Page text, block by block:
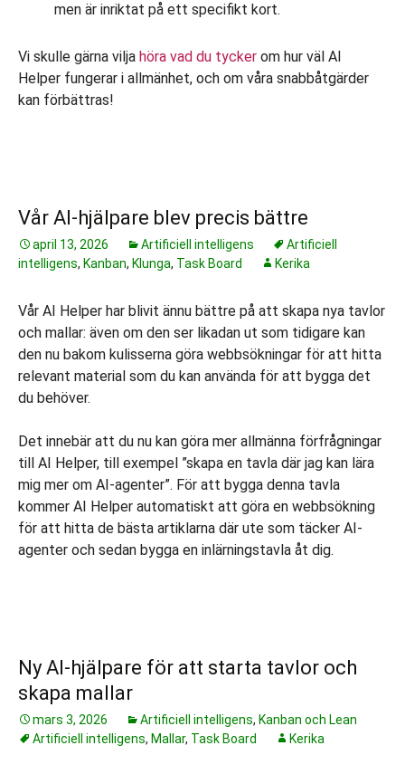
men är inriktat på ett specifikt kort.
Vi skulle gärna vilja höra vad du tycker om hur väl AI
Helper fungerar i allmänhet, och om våra snabbåtgärder
kan förbättras!
Vår AI-hjälpare blev precis bättre
april 13, 2026 Artificiell intelligens
Artificiell
intelligens, Kanban, Klunga, Task Board Kerika
Vår AI Helper har blivit ännu bättre på att skapa nya tavlor
och mallar: även om den ser likadan ut som tidigare kan
den nu bakom kulisserna göra webbsökningar för att hitta
relevant material som du kan använda för att bygga det
du behöver.
Det innebär att du nu kan göra mer allmänna förfrågningar
till AI Helper, till exempel ”skapa en tavla där jag kan lära
mig mer om AI-agenter”. För att bygga denna tavla
kommer AI Helper automatiskt att göra en webbsökning
för att hitta de bästa artiklarna där ute som täcker AI-
agenter och sedan bygga en inlärningstavla åt dig.
Ny AI-hjälpare för att starta tavlor och
skapa mallar
mars 3, 2026 Artificiell intelligens, Kanban och Lean
Artificiell intelligens, Mallar, Task Board Kerika